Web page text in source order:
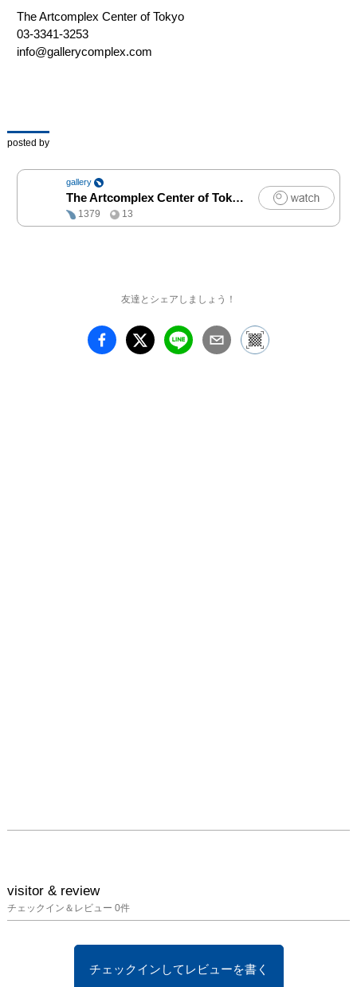
い、自分だけの発見をお
持ち帰りください。
The Artcomplex Center of Tokyo
03-3341-3253
info@gallerycomplex.com
posted by
gallery
The Artcomplex Center of Tokyo
アート
1379
13
友達とシェアしましょう！
visitor & review
チェックイン＆レビュー 0件
チェックインしてレビューを書く